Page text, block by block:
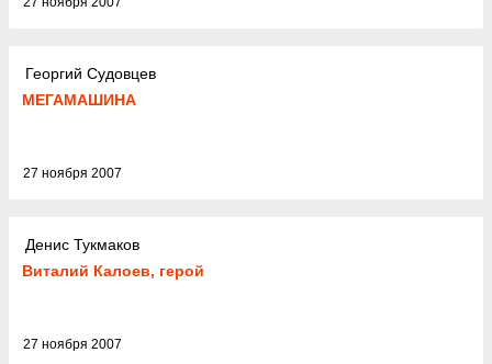
Георгий Судовцев
МЕГАМАШИНА
27 ноября 2007
Денис Тукмаков
Виталий Калоев, герой
27 ноября 2007